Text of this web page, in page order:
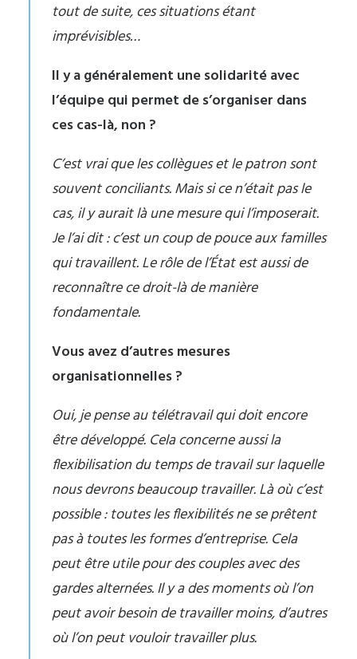
tout de suite, ces situations étant
imprévisibles…
Il y a généralement une solidarité avec
l’équipe qui permet de s’organiser dans
ces cas-là, non ?
C’est vrai que les collègues et le patron sont
souvent conciliants. Mais si ce n’était pas le
cas, il y aurait là une mesure qui l’imposerait.
Je l’ai dit : c’est un coup de pouce aux familles
qui travaillent. Le rôle de l’État est aussi de
reconnaître ce droit-là de manière
fondamentale.
Vous avez d’autres mesures
organisationnelles ?
Oui, je pense au télétravail qui doit encore
être développé. Cela concerne aussi la
flexibilisation du temps de travail sur laquelle
nous devrons beaucoup travailler. Là où c’est
possible : toutes les flexibilités ne se prêtent
pas à toutes les formes d’entreprise. Cela
peut être utile pour des couples avec des
gardes alternées. Il y a des moments où l’on
peut avoir besoin de travailler moins, d’autres
où l’on peut vouloir travailler plus.